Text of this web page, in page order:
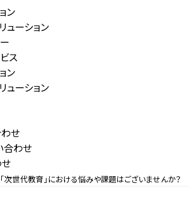
ン
ューション
ス
ン
ューション
せ
合わせ
「次世代教育」における悩みや課題はございませんか？